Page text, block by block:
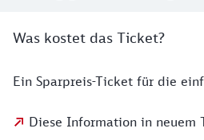
Was kostet das Ticket?
Ein Sparpreis-Ticket für die
Diese Information in neuem